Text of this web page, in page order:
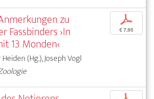
zu
Fassbinders ›In
13 Monden‹
(Hg.), Joseph Vogl
p
€ 7,95